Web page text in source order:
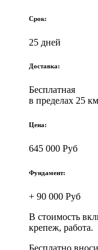
Срок:
25 дней
Доставка:
Бесплатная
в пределах 25
Цена:
645 000 Руб
Фундамент:
+ 90 000 Руб
В стоимость
крепеж, работа.